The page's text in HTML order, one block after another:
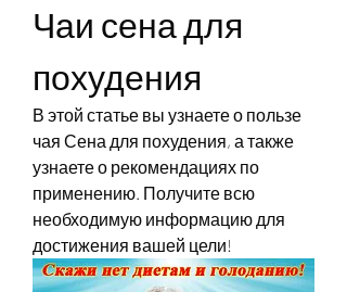
Чаи сена для
похудения
В этой статье вы узнаете о пользе
чая Сена для похудения, а также
узнаете о рекомендациях по
применению. Получите всю
необходимую информацию для
достижения вашей цели!